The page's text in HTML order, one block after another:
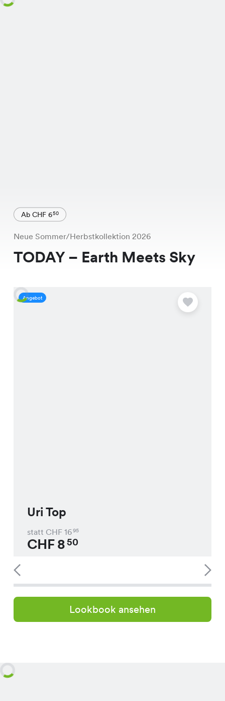
Ab CHF 650
Neue Sommer/Herbstkollektion 2026
TODAY – Earth Meets Sky
Angebot
Uri Top
statt CHF 1695
CHF850
Lookbook ansehen